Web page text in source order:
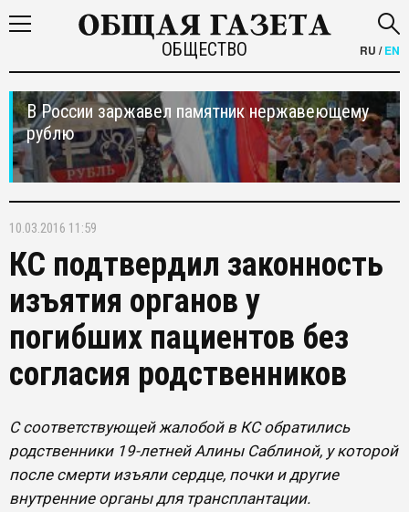
ОБЩЕСТВО RU /EN
В России заржавел памятник нержавеющему
рублю
10.03.2016 11:59
КС подтвердил законность
изъятия органов у
погибших пациентов без
согласия родственников
С соответствующей жалобой в КС обратились
родственники 19-летней Алины Саблиной, у которой
после смерти изъяли сердце, почки и другие
внутренние органы для трансплантации.